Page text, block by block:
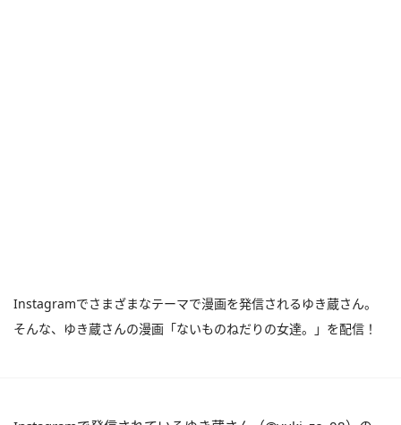
Instagramでさまざまなテーマで漫画を発信されるゆき蔵さん。
そんな、ゆき蔵さんの漫画「ないものねだりの女達。」を配信！